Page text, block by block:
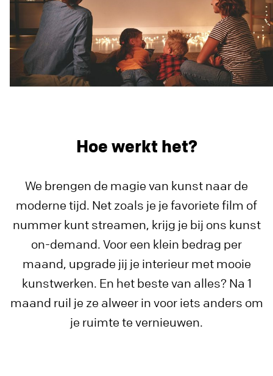
Hoe werkt het?
We brengen de magie van kunst naar de
moderne tijd. Net zoals je je favoriete film of
nummer kunt streamen, krijg je bij ons kunst
on-demand. Voor een klein bedrag per
maand, upgrade jij je interieur met mooie
kunstwerken. En het beste van alles? Na 1
maand ruil je ze alweer in voor iets anders om
je ruimte te vernieuwen.